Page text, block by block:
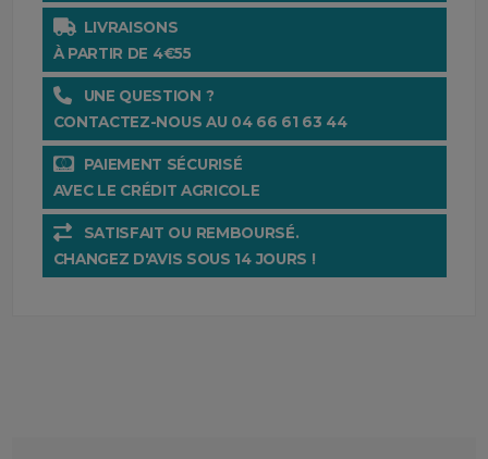
LIVRAISONS
À PARTIR DE 4€55
UNE QUESTION ?
CONTACTEZ-NOUS AU 04 66 61 63 44
PAIEMENT SÉCURISÉ
AVEC LE CRÉDIT AGRICOLE
SATISFAIT OU REMBOURSÉ.
CHANGEZ D'AVIS SOUS 14 JOURS !